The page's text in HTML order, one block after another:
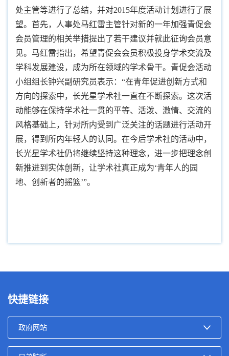
处主管等进行了总结，并对2015年度活动计划进行了展
望。首先，人事处马红雷主管针对新的一年加强青促会
会员管理的相关举措提出了若干建议并就此征询会员意
见。马红雷指出，希望青促会会员积极投身学术交流及
学科发展建设，成为所在领域的学术骨干。青促会活动
小组组长钟兴副研究员表示：“在青年促进创新方式和
方向的探索中，长光星学术社一直在不断探索。这次活
动能够在保持学术社一贯的平等、活泼、激情、交流的
风格基础上，针对所内受到广泛关注的话题进行活动开
展，得到所内年轻人的认同。在今后学术社的活动中，
长光星学术社仍将继续坚持这种理念，进一步把理念创
新推进到实体创新，让学术社真正成为‘青年人的园
地、创新者的摇篮’”。
快捷链接